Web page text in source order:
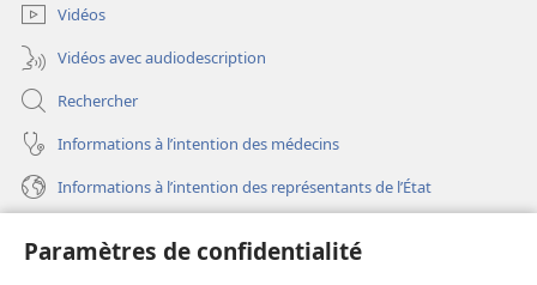
Paramètres de confidentialité
fenêtre)Vidéos
Vidéos avec audiodescription
Rechercher
Informations à l’intention des médecins
Informations à l’intention des représentants de l’État